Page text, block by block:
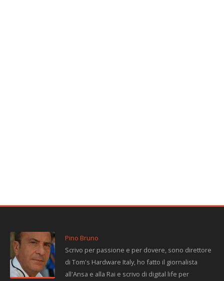
Pino Bruno
Scrivo per passione e per dovere, sono direttore
di Tom's Hardware Italy, ho fatto il giornalista
all'Ansa e alla Rai e scrivo di digital life per